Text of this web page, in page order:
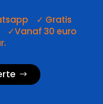
✓ Gratis
✓Vanaf 30 euro